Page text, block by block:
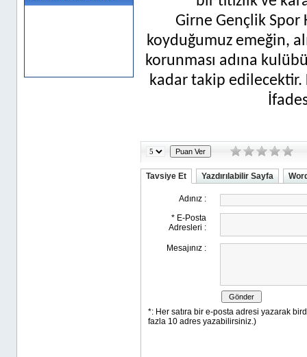
Girne Gençlik
koyduğumuz emeğin,
korunması adına
kadar takip edilecektir.
Tavsiye Et Yazdırılabilir Sayfa